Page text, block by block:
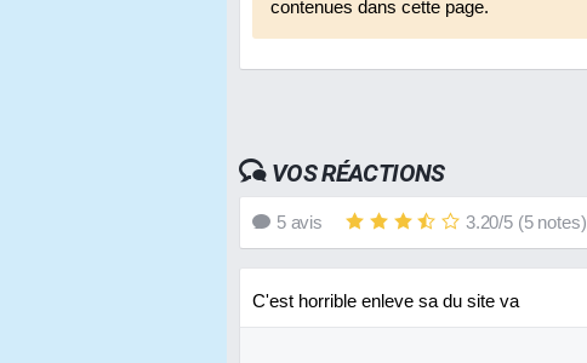
contenues dans cette page.
VOS RÉACTIONS
5avis 3.20/5 (5notes)
C'est horrible enleve sa du site va